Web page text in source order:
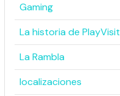
Gaming
La historia de PlayVisit
La Rambla
localizaciones